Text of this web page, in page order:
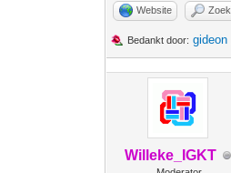
Website Zoek
Bedankt door: gideon
Willeke_IGKT